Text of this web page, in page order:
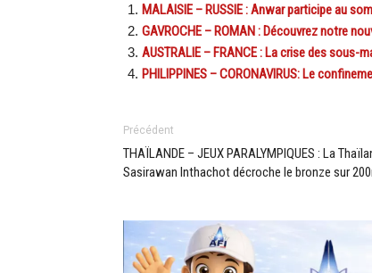
MALAISIE – RUSSIE : Anwar participe au
GAVROCHE – ROMAN : Découvrez notre
AUSTRALIE – FRANCE : La crise des sous-
PHILIPPINES – CORONAVIRUS: Le
Précédent
THAÏLANDE – JEUX PARALYMPIQUES : La
Sasirawan Inthachot décroche le bronze sur